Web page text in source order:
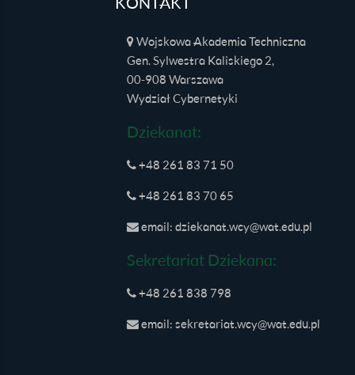
Wojskowa Akademia Techniczna
Gen. Sylwestra Kaliskiego 2,
00-908 Warszawa
Wydział Cybernetyki
Dziekanat:
+48 261 83 71 50
+48 261 83 70 65
email: dziekanat.wcy@wat.edu.pl
Sekretariat Dziekana:
+48 261 838 798
email: sekretariat.wcy@wat.edu.pl